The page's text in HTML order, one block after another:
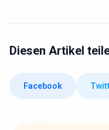
Diesen Artikel
Facebook